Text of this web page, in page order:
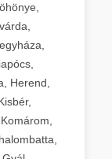
Herend,